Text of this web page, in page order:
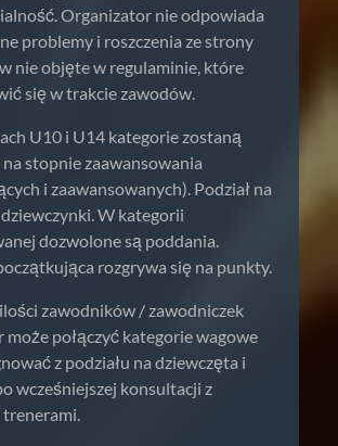
Organizator nie odpowiada
problemy i roszczenia ze strony
nie objęte w regulaminie, które
się w trakcie zawodów.
U10 i U14 kategorie zostaną
stopnie zaawansowania
i zaawansowanych). Podział na
W kategorii
dozwolone są poddania.
rozgrywa się na punkty.
ilości zawodników / zawodniczek
może połączyć kategorie wagowe
z podziału na dziewczęta i
wcześniejszej konsultacji z